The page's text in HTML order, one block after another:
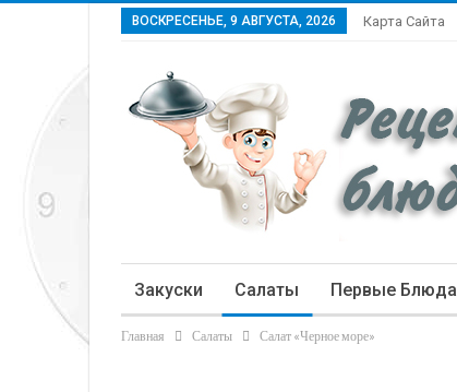
ВОСКРЕСЕНЬЕ, 9 АВГУСТА, 2026 Карта Сайта
Закуски Салаты Первые Блюда
Статьи
Главная Салаты Салат «Черное море»